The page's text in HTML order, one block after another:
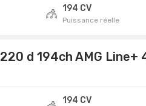
194 CV
Puissance réelle
220 d 194ch AMG Line+
194 CV